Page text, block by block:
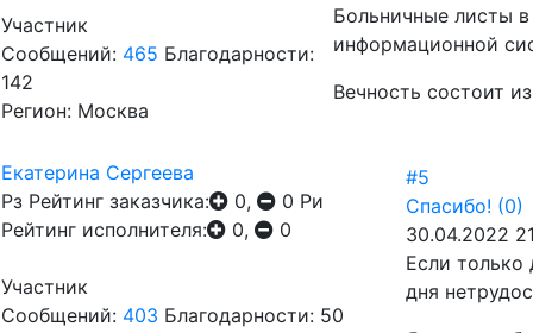
Участник
Сообщений: 465 Благодарности:
142
Регион: Москва
Больничные листы
информационной
Вечность состоит
Екатерина Сергеева
Рз Рейтинг заказчика: 0, 0 Ри
Рейтинг исполнителя:
0, 0
Участник
Сообщений: 403 Благодарности: 50
#5
Спасибо! (0)
30.04.2022
Если только
дня